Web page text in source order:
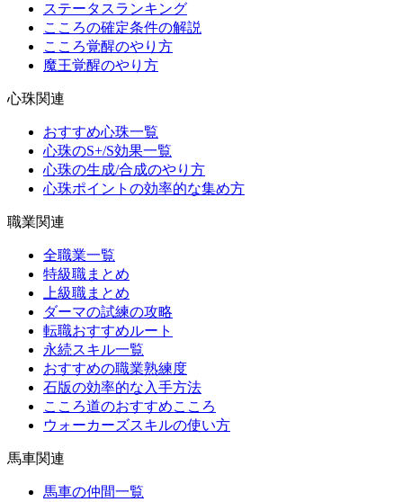
ステータスランキング
こころの確定条件の解説
こころ覚醒のやり方
魔王覚醒のやり方
心珠関連
おすすめ心珠一覧
心珠のS+/S効果一覧
心珠の生成/合成のやり方
心珠ポイントの効率的な集め方
職業関連
全職業一覧
特級職まとめ
上級職まとめ
ダーマの試練の攻略
転職おすすめルート
永続スキル一覧
おすすめの職業熟練度
石版の効率的な入手方法
こころ道のおすすめこころ
ウォーカーズスキルの使い方
馬車関連
馬車の仲間一覧